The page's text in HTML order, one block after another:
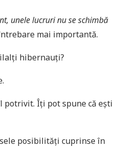
unele lucruri nu se schimbă
mai importantă.
hibernauți?
potrivit. Îți pot spune că ești
posibilități cuprinse în